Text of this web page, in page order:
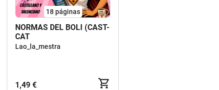
18páginas
NORMAS DEL BOLI (CAST-
CAT
Lao_la_mestra
1,49 €